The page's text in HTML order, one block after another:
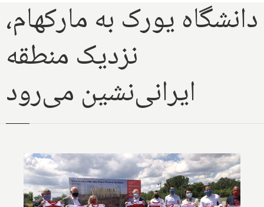
دانشگاه یورک به مارکهام،
نزدیک منطقه
ایرانی‌نشین می‌رود